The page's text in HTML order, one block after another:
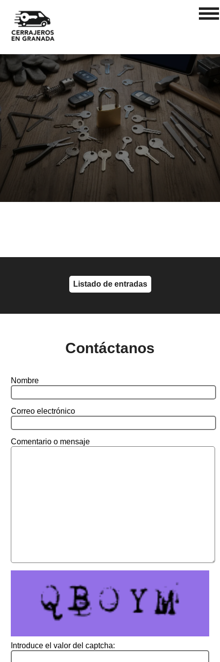
Listado de entradas
Contáctanos
Nombre
Correo electrónico
Comentario o mensaje
Introduce el valor del captcha: